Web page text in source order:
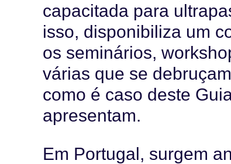
capacitada para
isso, disponibiliza um
os seminários,
várias que se
como é caso deste
apresentam.
Em Portugal, surgem